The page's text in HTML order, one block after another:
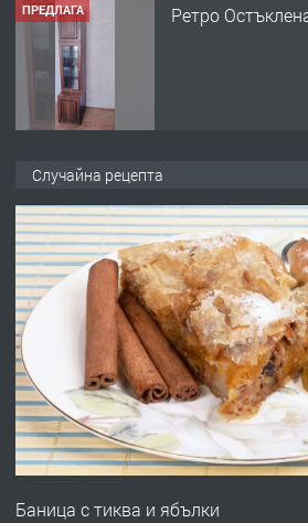
ПРЕДЛАГА Ретро
ПРЕДЛАГА
със
ПРЕДЛАГА
Професионална
Случайна рецепта
Баница с тиква и ябълки